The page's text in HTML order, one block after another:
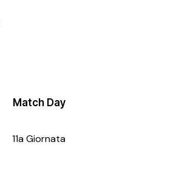
Match Day
11a Giornata